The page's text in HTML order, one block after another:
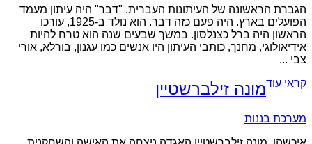
הגברת הראשונה של העיתונות העברית. "דבר" היה עיתון מעמד
הפועלים בארץ. היה פעם כזה דבר. הוא נולד ב-1925, עורכו
הראשון היה ברל כצנלסון. במשך שבעים שנה הוא טרח להיות
אידיאולוגי, מחנך, כותבי העיתון היו אנשים כמו עגנון, בורלא, אורי
צבי ...
קראי עודמונה זילברשטיין
מערכת בננות